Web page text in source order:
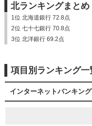
北ランキングまとめ
1位 北海道銀行 72.8点
2位 七十七銀行 70.8点
3位 北洋銀行 69.2点
項目別ランキング一
インターネットバンキング